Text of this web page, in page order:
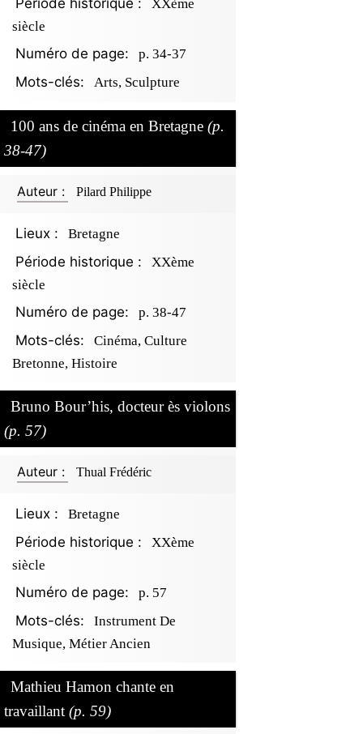
Période historique :
XXème
siècle
Numéro de page: p. 34-37
Mots-clés: Arts, Sculpture
100 ans de cinéma en Bretagne (p.
38-47)
Auteur : Pilard Philippe
Lieux : Bretagne
Période historique :
XXème
siècle
Numéro de page: p. 38-47
Mots-clés:
Cinéma, Culture
Bretonne, Histoire
Bruno Bour’his, docteur ès violons
(p. 57)
Auteur : Thual Frédéric
Lieux : Bretagne
Période historique :
XXème
siècle
Numéro de page: p. 57
Mots-clés:
Instrument De
Musique, Métier Ancien
Mathieu Hamon chante en
travaillant (p. 59)